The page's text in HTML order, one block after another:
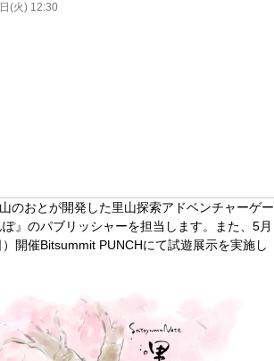
(火) 12:30
のおとが開発した里山探索アドベンチャーゲー
』のパブリッシャーを担当します。また、5月
開催Bitsummit PUNCHにて試遊展示を実施し